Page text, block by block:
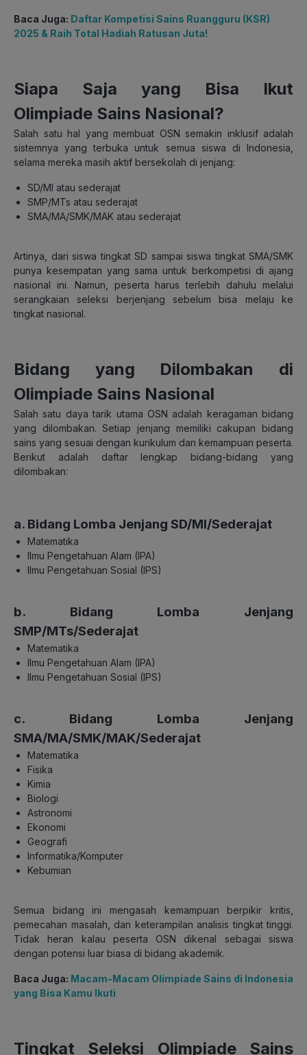
Baca Juga: Daftar Kompetisi Sains Ruangguru (KSR)
2025 & Raih Total Hadiah Ratusan Juta!
Siapa Saja yang Bisa Ikut
Olimpiade Sains Nasional?
Salah satu hal yang membuat OSN semakin inklusif adalah
sistemnya yang terbuka untuk semua siswa di Indonesia,
selama mereka masih aktif bersekolah di jenjang:
SD/MI atau sederajat
SMP/MTs atau sederajat
SMA/MA/SMK/MAK atau sederajat
Artinya, dari siswa tingkat SD sampai siswa tingkat SMA/SMK
punya kesempatan yang sama untuk berkompetisi di ajang
nasional ini. Namun, peserta harus terlebih dahulu melalui
serangkaian seleksi berjenjang sebelum bisa melaju ke
tingkat nasional.
Bidang yang Dilombakan di
Olimpiade Sains Nasional
Salah satu daya tarik utama OSN adalah keragaman bidang
yang dilombakan. Setiap jenjang memiliki cakupan bidang
sains yang sesuai dengan kurikulum dan kemampuan peserta.
Berikut adalah daftar lengkap bidang-bidang yang
dilombakan:
a. Bidang Lomba Jenjang SD/MI/Sederajat
Matematika
Ilmu Pengetahuan Alam (IPA)
Ilmu Pengetahuan Sosial (IPS)
b. Bidang Lomba Jenjang
SMP/MTs/Sederajat
Matematika
Ilmu Pengetahuan Alam (IPA)
Ilmu Pengetahuan Sosial (IPS)
c. Bidang Lomba Jenjang
SMA/MA/SMK/MAK/Sederajat
Matematika
Fisika
Kimia
Biologi
Astronomi
Ekonomi
Geografi
Informatika/Komputer
Kebumian
Semua bidang ini mengasah kemampuan berpikir kritis,
pemecahan masalah, dan keterampilan analisis tingkat tinggi.
Tidak heran kalau peserta OSN dikenal sebagai siswa
dengan potensi luar biasa di bidang akademik.
Baca Juga: Macam-Macam Olimpiade Sains di Indonesia
yang Bisa Kamu Ikuti
Tingkat Seleksi Olimpiade Sains